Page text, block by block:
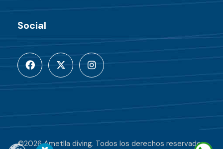
Social
©2026 Ametlla diving. Todos los derechos reservados